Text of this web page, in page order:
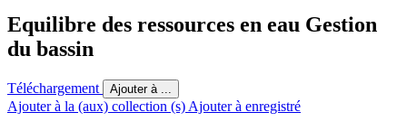
Equilibre des ressources en eau Gestion
du bassin
Téléchargement Ajouter à ...
Ajouter à la (aux) collection (s) Ajouter à enregistré